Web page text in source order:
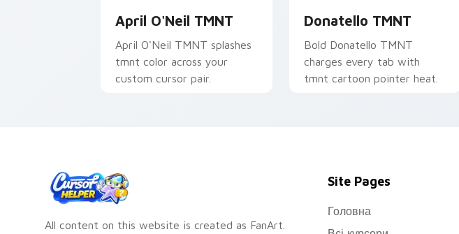
April O'Neil TMNT
April O'Neil TMNT splashes
tmnt color across your
custom cursor pair.
Donatello TMNT
Bold Donatello TMNT
charges every tab with
tmnt cartoon pointer heat.
All content on this website is created as FanArt.
Site Pages
Головна